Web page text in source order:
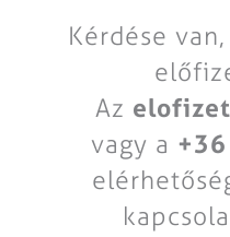
Kérdése
Az
vagy a